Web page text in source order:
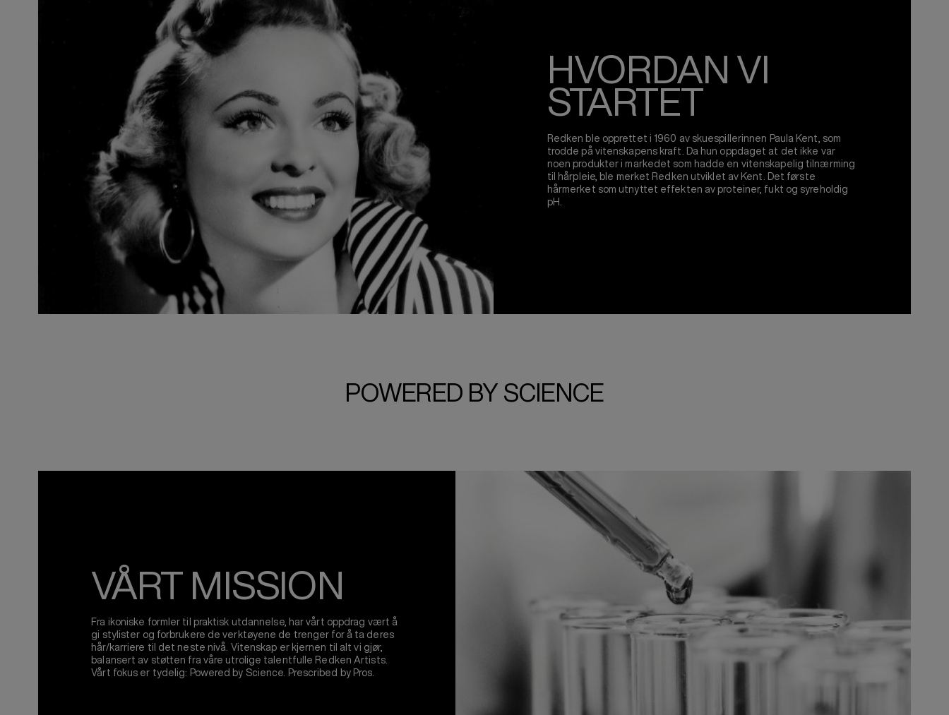
HVORDAN VI
STARTET
Redken ble opprettet i 1960 av skuespillerinnen Paula Kent, som
trodde på vitenskapens kraft. Da hun oppdaget at det ikke var
noen produkter i markedet som hadde en vitenskapelig tilnærming
til hårpleie, ble merket Redken utviklet av Kent. Det første
hårmerket som utnyttet effekten av proteiner, fukt og syreholdig
pH.
POWERED BY SCIENCE
VÅRT MISSION
Fra ikoniske formler til praktisk utdannelse, har vårt oppdrag vært å
gi stylister og forbrukere de verktøyene de trenger for å ta deres
hår/karriere til det neste nivå. Vitenskap er kjernen til alt vi gjør,
balansert av støtten fra våre utrolige talentfulle Redken Artists.
Vårt fokus er tydelig: Powered by Science. Prescribed by Pros.